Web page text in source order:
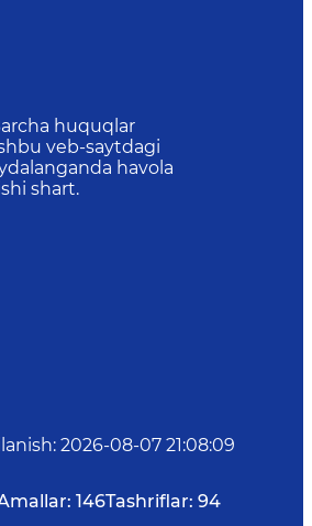
huquqlar
veb-saytdagi
havola
shart.
: 2026-08-07 21:08:09
146Tashriflar: 94